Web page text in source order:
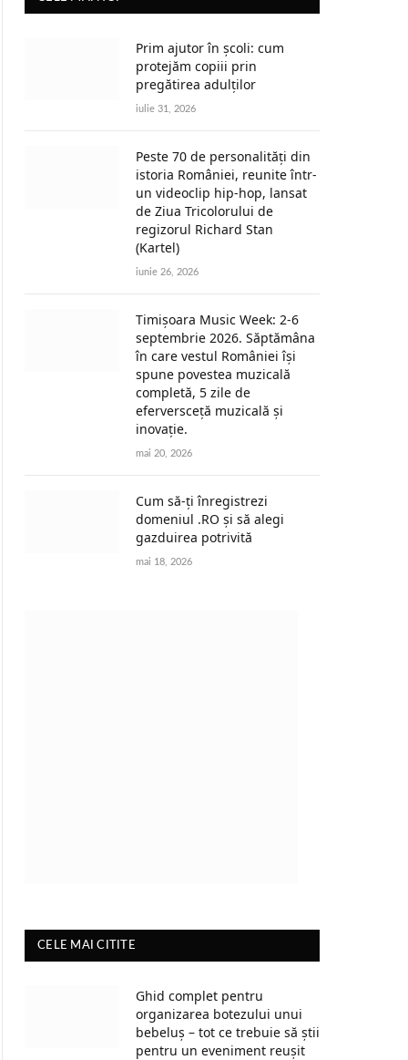
Prim ajutor în școli: cum
protejăm copiii prin
pregătirea adulților
iulie 31, 2026
Peste 70 de personalități din
istoria României, reunite într-
un videoclip hip-hop, lansat
de Ziua Tricolorului de
regizorul Richard Stan
(Kartel)
iunie 26, 2026
Timișoara Music Week: 2-6
septembrie 2026. Săptămâna
în care vestul României își
spune povestea muzicală
completă, 5 zile de
eferversceță muzicală și
inovație.
mai 20, 2026
Cum să-ți înregistrezi
domeniul .RO și să alegi
gazduirea potrivită
mai 18, 2026
CELE MAI CITITE
Ghid complet pentru
organizarea botezului unui
bebeluș – tot ce trebuie să știi
pentru un eveniment reușit